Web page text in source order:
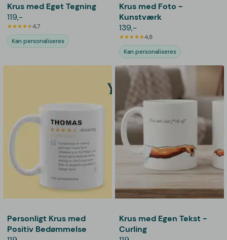
Krus med Eget Tegning
119,-
4,7
Kan personaliseres
Krus med Foto -
Kunstværk
139,-
4,8
Kan personaliseres
Personligt Krus med
Positiv Bedømmelse
Krus med Egen Tekst -
Curling